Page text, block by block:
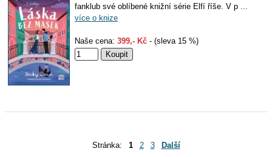
fanklub své oblíbené knižní série Elfí říše. V p ...
více o knize
Naše cena: 399,- Kč - (sleva 15 %)
Stránka: 1 2 3 Další